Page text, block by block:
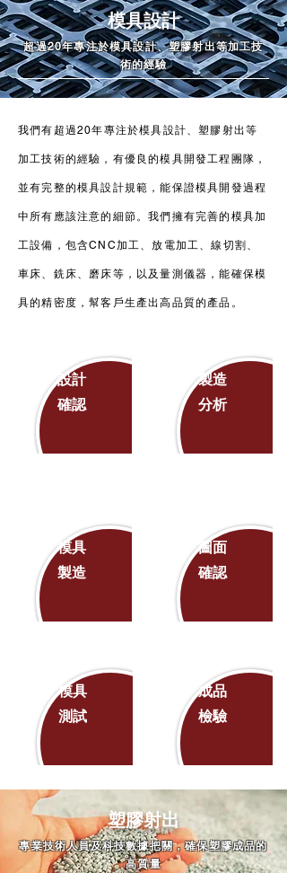
模具設計
超過20年專注於模具設計、塑膠射出等加工技
術的經驗
我們有超過20年專注於模具設計、塑膠射出等
加工技術的經驗，有優良的模具開發工程團隊，
並有完整的模具設計規範，能保證模具開發過程
中所有應該注意的細節。我們擁有完善的模具加
工設備，包含CNC加工、放電加工、線切割、
車床、銑床、磨床等，以及量測儀器，能確保模
具的精密度，幫客戶生產出高品質的產品。
設計
確認
製造
分析
模具
製造
圖面
確認
模具
​測試
成品
檢驗
塑膠射出
專業技術人員及科技數據把關，確保塑膠成品的
高質量